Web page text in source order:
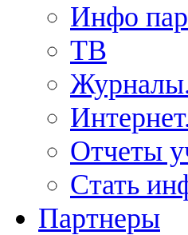
Инфо
ТВ
Отчеты
Стать
Партнеры